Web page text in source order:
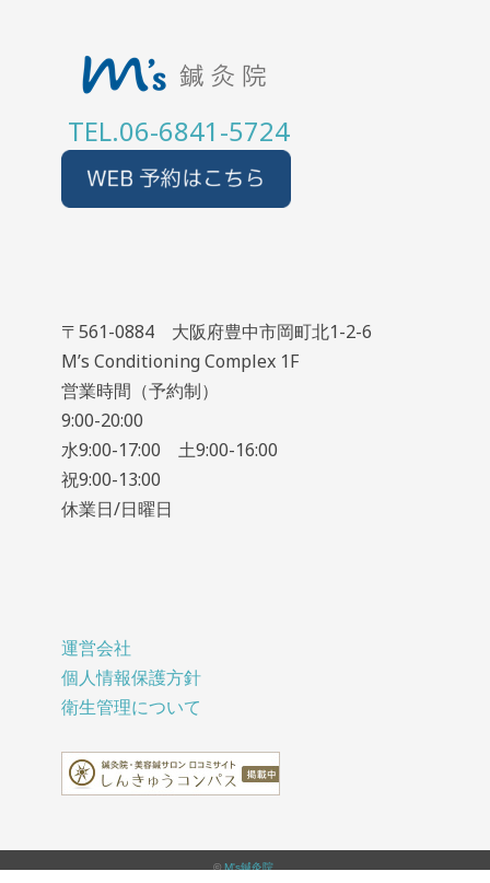
TEL.06-6841-5724
〒561-0884 大阪府豊中市岡町北1-2-6
M’s Conditioning Complex 1F
営業時間（予約制）
9:00-20:00
水9:00-17:00 土9:00-16:00
祝9:00-13:00
休業日/日曜日
運営会社
個人情報保護方針
衛生管理について
© M's鍼灸院